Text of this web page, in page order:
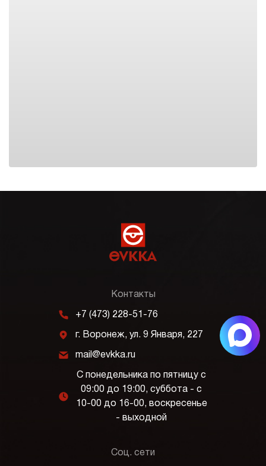
Контакты
m +7 (473) 228-51-76
j г. Воронеж, ул. 9 Января, 227
k mail@evkka.ru
l
С понедельника по пятницу с
09:00 до 19:00, суббота - с
10-00 до 16-00, воскресенье
- выходной
Соц. сети